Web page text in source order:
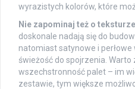
wyrazistych kolorów, które
Nie zapominaj też o
doskonale nadają się do
natomiast satynowe i
świeżość do spojrzenia. Warto
wszechstronność palet – im
zestawie, tym większe